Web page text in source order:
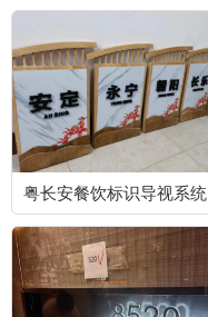
粤长安餐饮标识导视系统